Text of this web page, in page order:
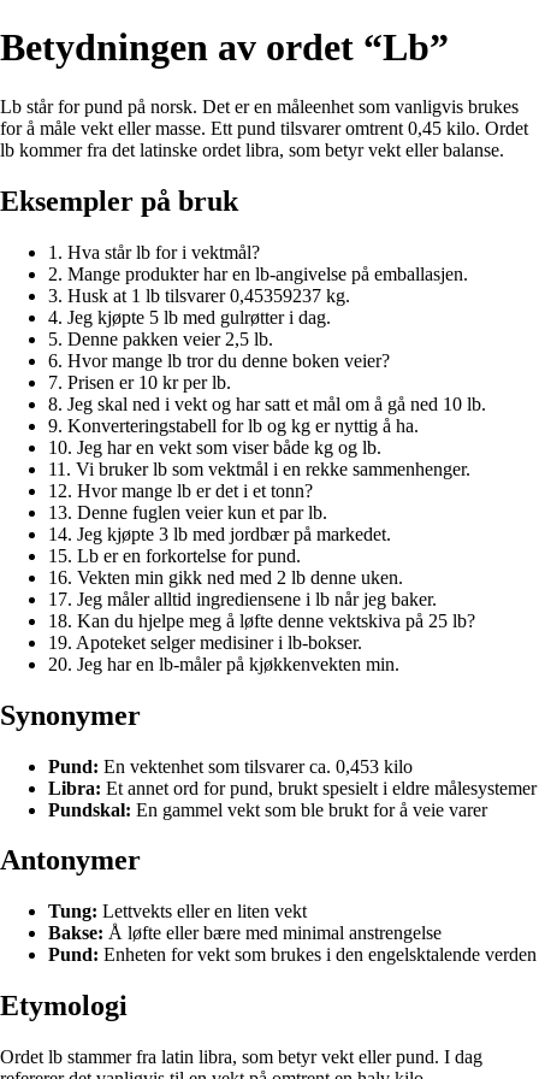
Betydningen av ordet “Lb”
Lb står for pund på norsk. Det er en måleenhet som vanligvis brukes
for å måle vekt eller masse. Ett pund tilsvarer omtrent 0,45 kilo. Ordet
lb kommer fra det latinske ordet libra, som betyr vekt eller balanse.
Eksempler på bruk
1. Hva står lb for i vektmål?
2. Mange produkter har en lb-angivelse på emballasjen.
3. Husk at 1 lb tilsvarer 0,45359237 kg.
4. Jeg kjøpte 5 lb med gulrøtter i dag.
5. Denne pakken veier 2,5 lb.
6. Hvor mange lb tror du denne boken veier?
7. Prisen er 10 kr per lb.
8. Jeg skal ned i vekt og har satt et mål om å gå ned 10 lb.
9. Konverteringstabell for lb og kg er nyttig å ha.
10. Jeg har en vekt som viser både kg og lb.
11. Vi bruker lb som vektmål i en rekke sammenhenger.
12. Hvor mange lb er det i et tonn?
13. Denne fuglen veier kun et par lb.
14. Jeg kjøpte 3 lb med jordbær på markedet.
15. Lb er en forkortelse for pund.
16. Vekten min gikk ned med 2 lb denne uken.
17. Jeg måler alltid ingrediensene i lb når jeg baker.
18. Kan du hjelpe meg å løfte denne vektskiva på 25 lb?
19. Apoteket selger medisiner i lb-bokser.
20. Jeg har en lb-måler på kjøkkenvekten min.
Synonymer
Pund: En vektenhet som tilsvarer ca. 0,453 kilo
Libra: Et annet ord for pund, brukt spesielt i eldre målesystemer
Pundskal: En gammel vekt som ble brukt for å veie varer
Antonymer
Tung: Lettvekts eller en liten vekt
Bakse: Å løfte eller bære med minimal anstrengelse
Pund: Enheten for vekt som brukes i den engelsktalende verden
Etymologi
Ordet lb stammer fra latin libra, som betyr vekt eller pund. I dag